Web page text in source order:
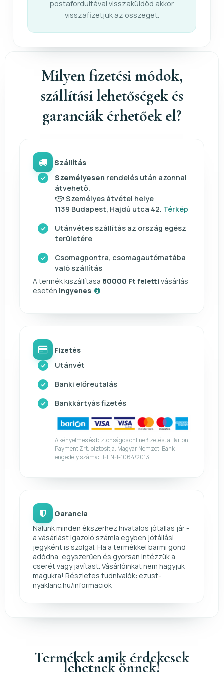
postafordultával visszaküldöd akkor
visszafizetjük az összeget.
Milyen fizetési módok,
szállítási lehetőségek és
garanciák érhetőek el?
Szállítás
Személyesen rendelés után azonnal
átvehető.
Személyes átvétel helye
1139 Budapest, Hajdú utca 42. Térkép
Utánvétes szállítás az ország egész
területére
Csomagpontra, csomagautómatába
való szállítás
A termék kiszállítása 80000 Ft feletti vásárlás
esetén ingyenes
Fizetés
Utánvét
Banki előreutalás
Bankkártyás fizetés
A kényelmes és biztonságos online fizetést a Barion
Payment Zrt. biztosítja. Magyar Nemzeti Bank
engedély száma: H-EN-I-1064/2013
Garancia
Nálunk minden ékszerhez hivatalos jótállás jár -
a vásárlást igazoló számla egyben jótállási
jegyként is szolgál. Ha a termékkel bármi gond
adódna, egyszerűen és gyorsan intézzük a
cserét vagy javítást. Vásárlóinkat nem hagyjuk
magukra! Részletes tudnivalók: ezust-
nyaklanc.hu/informaciok
Termékek amik érdekesek
lehetnek önnek!